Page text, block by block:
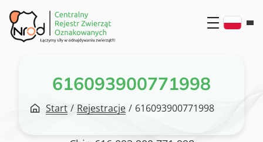
Przejdź
do
treści
616093900771998
Start / Rejestracje / 616093900771998